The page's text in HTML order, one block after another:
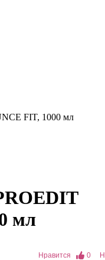
FIT, 1000 мл
мл
Нравится 0